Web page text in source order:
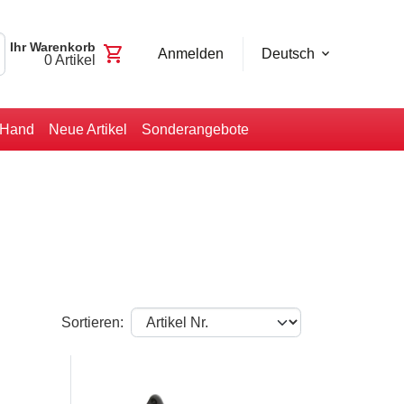
Ihr Warenkorb
0Artikel shopping_cart Anmelden Deutsch
Neue Artikel Sonderangebote
Sortieren: